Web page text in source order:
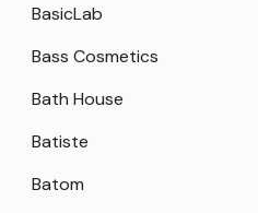
BasicLab
Bass Cosmetics
Bath House
Batiste
Batom